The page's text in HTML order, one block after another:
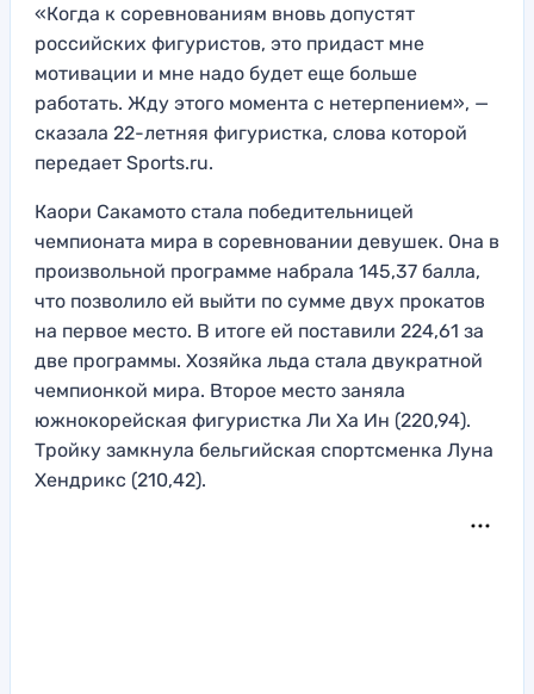
«Когда к соревнованиям вновь допустят
российских фигуристов, это придаст мне
мотивации и мне надо будет еще больше
работать. Жду этого момента с нетерпением», —
сказала 22-летняя фигуристка, слова которой
передает Sports.ru.
Каори Сакамото стала победительницей
чемпионата мира в соревновании девушек. Она в
произвольной программе набрала 145,37 балла,
что позволило ей выйти по сумме двух прокатов
на первое место. В итоге ей поставили 224,61 за
две программы. Хозяйка льда стала двукратной
чемпионкой мира. Второе место заняла
южнокорейская фигуристка Ли Ха Ин (220,94).
Тройку замкнула бельгийская спортсменка Луна
Хендрикс (210,42).